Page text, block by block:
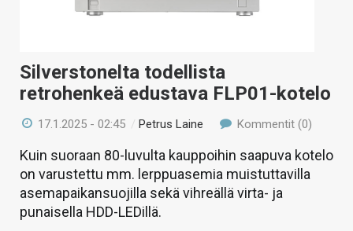
Silverstonelta todellista
retrohenkeä edustava FLP01-kotelo
17.1.2025 - 02:45 /Petrus Laine Kommentit (0)
Kuin suoraan 80-luvulta kauppoihin saapuva kotelo
on varustettu mm. lerppuasemia muistuttavilla
asemapaikansuojilla sekä vihreällä virta- ja
punaisella HDD-LEDillä.